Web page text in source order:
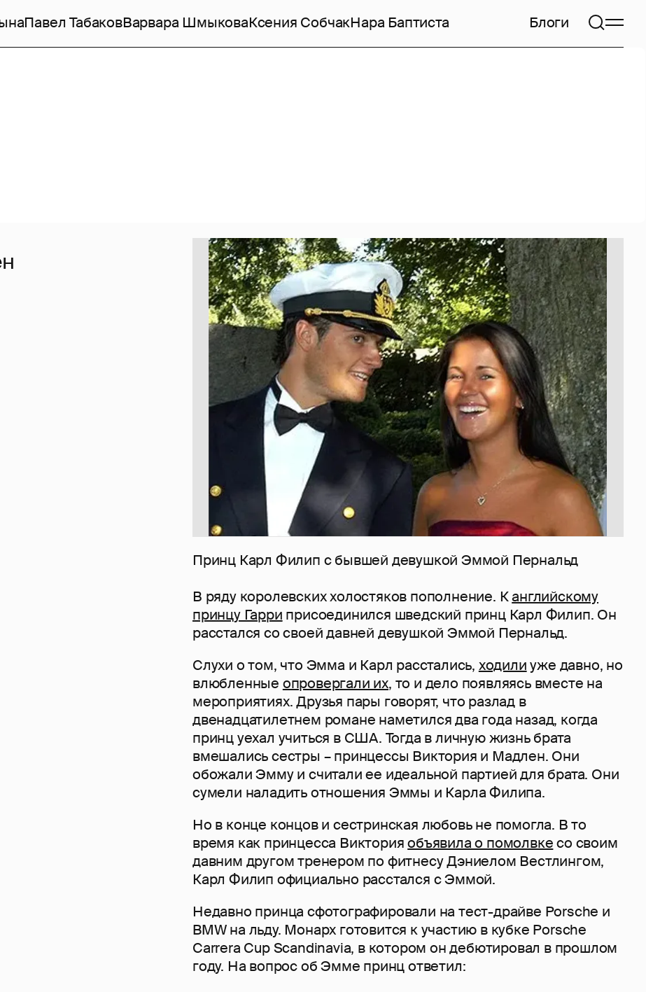
Павел ТабаковВарвара ШмыковаКсения СобчакНара Баптиста Блоги
Принц Карл Филип с бывшей девушкой Эммой Пернальд
В ряду королевских холостяков пополнение. Канглийскому
принцу Гарри присоединился шведский принц Карл Филип. Он
расстался со своей давней девушкой Эммой Пернальд.
Слухи о том, что Эмма и Карл расстались, ходилиуже давно, но
влюбленные опровергали их, то и дело появляясь вместе на
мероприятиях. Друзья пары говорят, что разлад в
двенадцатилетнем романе наметился два года назад, когда
принц уехал учиться в США. Тогда в личную жизнь брата
вмешались сестры – принцессы Виктория и Мадлен. Они
обожали Эмму и считали ее идеальной партией для брата. Они
сумели наладить отношения Эммы и Карла Филипа.
Но в конце концов и сестринская любовь не помогла. В то
время как принцесса Викторияобъявила о помолвкесо своим
давним другом тренером по фитнесу Дэниелом Вестлингом,
Карл Филип официально расстался с Эммой.
Недавно принца сфотографировали на тест-драйве Porsche и
BMW на льду. Монарх готовится к участию в кубке Porsche
Carrera Cup Scandinavia, в котором он дебютировал в прошлом
году. На вопрос об Эмме принц ответил: